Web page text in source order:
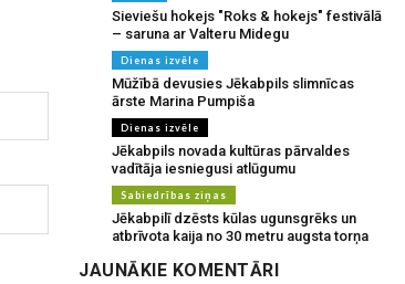
Sieviešu hokejs "Roks & hokejs" festivālā
– saruna ar Valteru Midegu
Dienas izvēle
Mūžībā devusies Jēkabpils slimnīcas
ārste Marina Pumpiša
Dienas izvēle
Jēkabpils novada kultūras pārvaldes
vadītāja iesniegusi atlūgumu
Sabiedrības ziņas
Jēkabpilī dzēsts kūlas ugunsgrēks un
atbrīvota kaija no 30 metru augsta torņa
JAUNĀKIE KOMENTĀRI